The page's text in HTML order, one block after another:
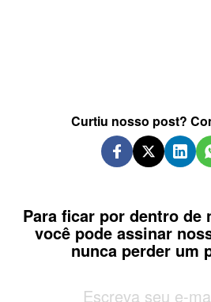
Curtiu nosso post?
Para ficar por dentro de
você pode assinar
nunca perder um